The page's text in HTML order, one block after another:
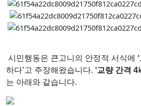
시민행동은 큰고니의 안정적 서식에 ‘
하다’고 주장해왔습니다. ‘교량 간격 4
는 아래와 같습니다.